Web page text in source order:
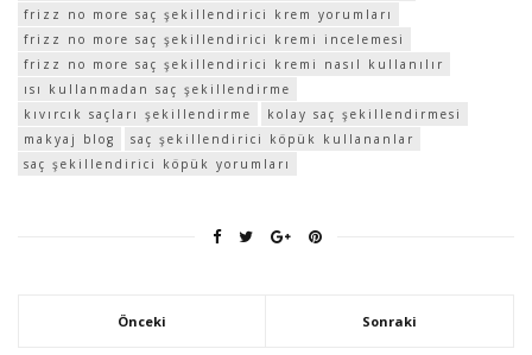
frizz no more saç şekillendirici krem yorumları
frizz no more saç şekillendirici kremi incelemesi
frizz no more saç şekillendirici kremi nasıl kullanılır
ısı kullanmadan saç şekillendirme
kıvırcık saçları şekillendirme
kolay saç şekillendirmesi
makyaj blog
saç şekillendirici köpük kullananlar
saç şekillendirici köpük yorumları
Önceki Sonraki